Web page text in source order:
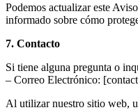
Podemos actualizar este
informado sobre cómo
7. Contacto
Si tiene alguna pregunta o
– Correo Electrónico:
Al utilizar nuestro sitio web,